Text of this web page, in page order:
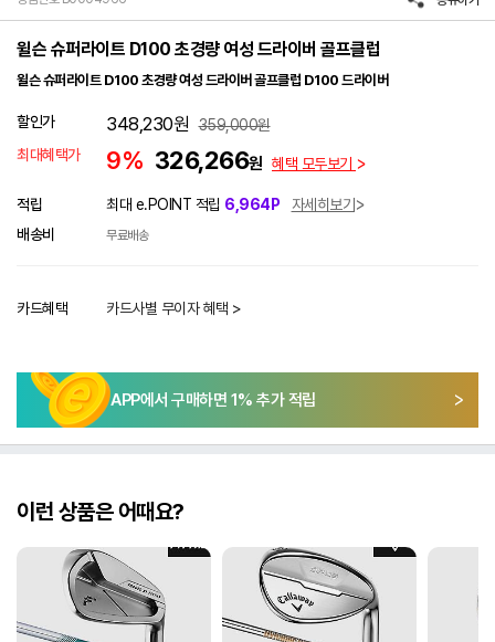
윌슨 슈퍼라이트 D100 초경량 여성 드라이버 골프클럽
윌슨 슈퍼라이트 D100 초경량 여성 드라이버 골프클럽 D100 드라이버
할인가 348,230원 359,000원
최대혜택가
9% 326,266원 혜택 모두보기
적립 최대 e.POINT 적립 6,964P
자세히보기
배송비
무료배송
카드혜택 카드사별 무이자 혜택 >
APP에서 구매하면 1% 추가 적립
이런 상품은 어때요?